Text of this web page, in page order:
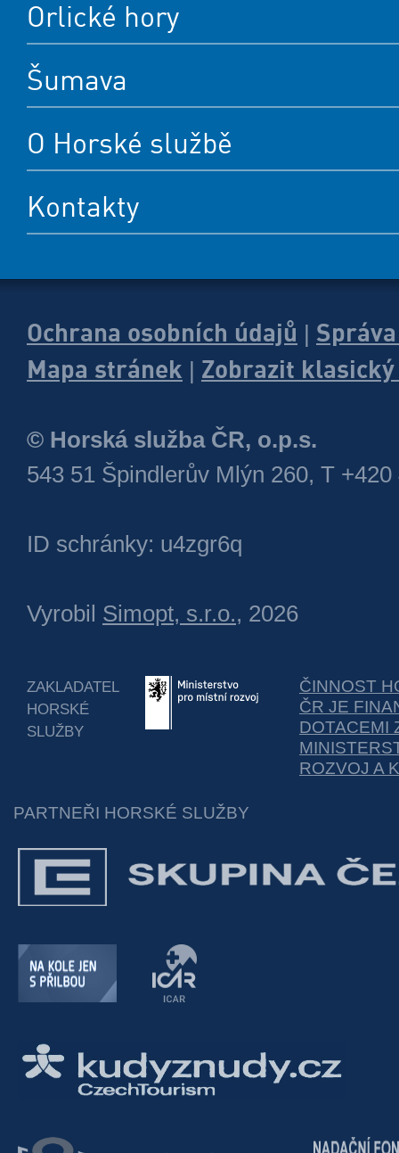
Orlické hory
Šumava
O Horské službě
Kontakty
Ochrana osobních údajů
Mapa stránek
Zobrazit
© Horská služba ČR, o.p.s.
543 51 Špindlerův Mlýn 260, T +420
ID schránky: u4zgr6q
Vyrobil Simopt, s.r.o., 2026
ZAKLADATEL
HORSKÉ
SLUŽBY
ČINNOST
ČR JE
DOTACEMI
ROZVOJ A
PARTNEŘI HORSKÉ SLUŽBY